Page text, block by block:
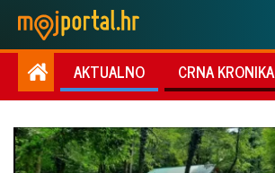
AKTUALNO CRNA KRONIKA